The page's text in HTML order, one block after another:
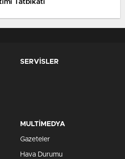
Tatbikatı
SERVİSLER
MULTİMEDYA
Gazeteler
Hava Durumu